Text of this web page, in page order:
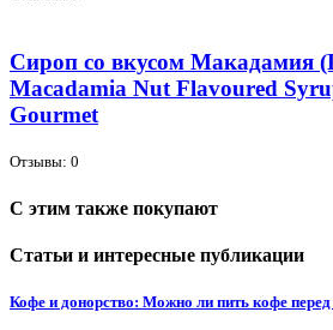
Сироп со вкусом Макадамия
Macadamia Nut Flavoured
Gourmet
Отзывы: 0
С этим также покупают
Статьи и интересные публикации
Кофе и донорство: Можно ли пить кофе перед